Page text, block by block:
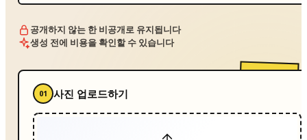
공개하지 않는 한 비공개로 유지됩니다
생성 전에 비용을 확인할 수 있습니다
01 사진 업로드하기